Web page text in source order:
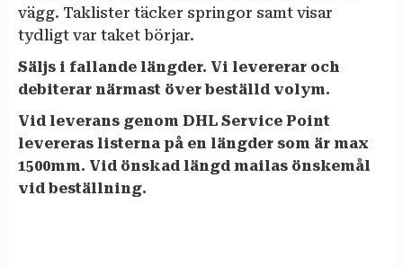
vägg. Taklister täcker springor samt visar
tydligt var taket börjar.
Säljs i fallande längder. Vi levererar och
debiterar närmast över beställd volym.
Vid leverans genom DHL Service Point
levereras listerna på en längder som är max
1500mm. Vid önskad längd mailas önskemål
vid beställning.